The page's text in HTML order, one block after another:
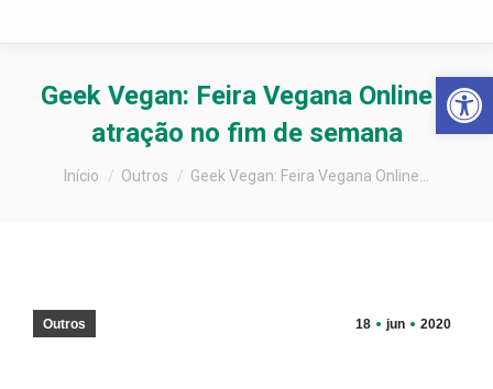
Geek Vegan: Feira Vegana Online é
atração no fim de semana
Você está aqui:
Início Outros Geek Vegan: Feira Vegana Online…
18 jun 2020
Outros
Barra de